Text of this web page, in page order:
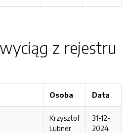
z rejestru
Osoba Data
Krzysztof
Lubner
31-12-
2024